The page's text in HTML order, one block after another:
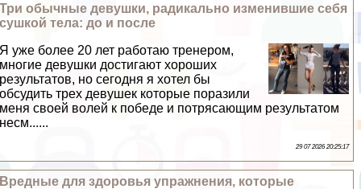
Три обычные дeвyшки, радикально изменившие себя
сушкой тела: до и после
Я уже более 20 лет работаю тренером,
многие дeвyшки достигают хороших
результатов, но сегодня я хотел бы
обсудить трех дeвyшек которые поразили
меня своей волей к победе и потрясающим результатом
несм......
29 07 2026 20:25:17
Вредные для здоровья упражнения, которые